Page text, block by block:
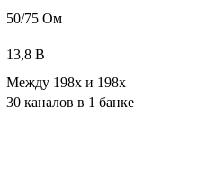
50/75 Ом
13,8 В
Между 198x и 198x
30 каналов в 1 банке